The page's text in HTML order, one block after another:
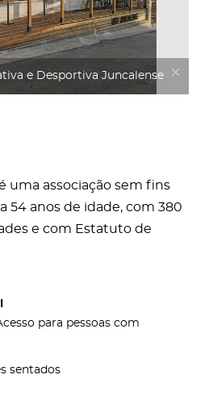
e Desportiva Juncalense
uma associação sem fins
54 anos de idade, com 380
e com Estatuto de
para pessoas com
sentados